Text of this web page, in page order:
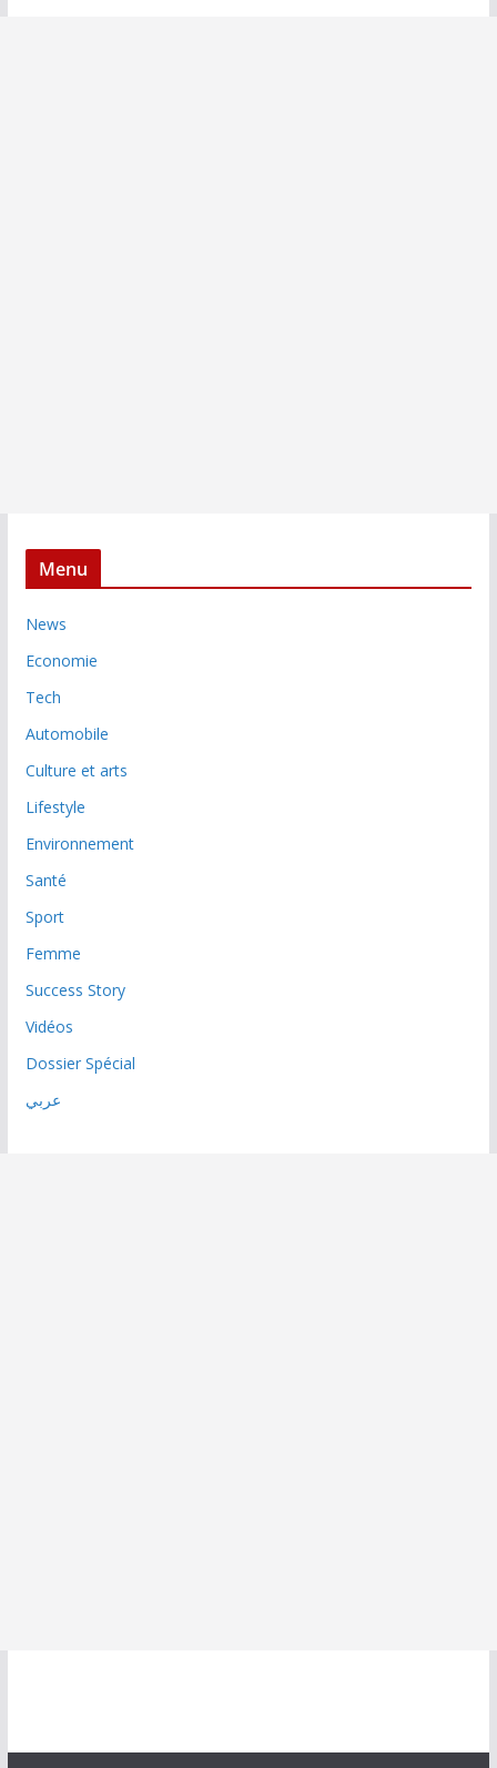
Menu
News
Economie
Tech
Automobile
Culture et arts
Lifestyle
Environnement
Santé
Sport
Femme
Success Story
Vidéos
Dossier Spécial
عربي